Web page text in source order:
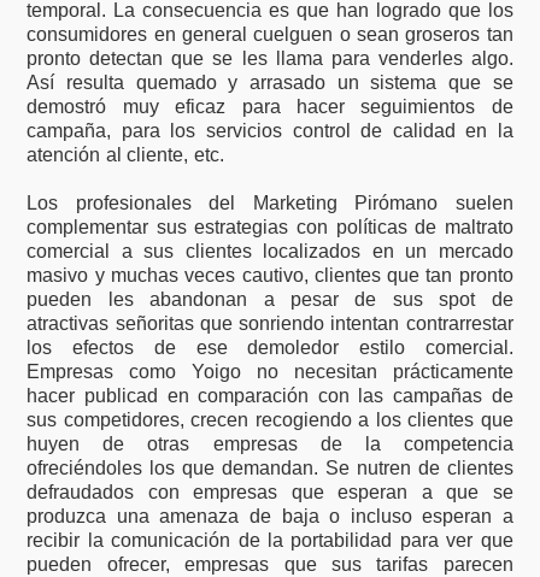
temporal. La consecuencia es que han logrado que los
consumidores en general cuelguen o sean groseros tan
pronto detectan que se les llama para venderles algo.
Así resulta quemado y arrasado un sistema que se
demostró muy eficaz para hacer seguimientos de
campaña, para los servicios control de calidad en la
atención al cliente, etc.
Los profesionales del Marketing Pirómano suelen
complementar sus estrategias con políticas de maltrato
comercial a sus clientes localizados en un mercado
masivo y muchas veces cautivo, clientes que tan pronto
pueden les abandonan a pesar de sus spot de
atractivas señoritas que sonriendo intentan contrarrestar
los efectos de ese demoledor estilo comercial.
Empresas como Yoigo no necesitan prácticamente
hacer publicad en comparación con las campañas de
sus competidores, crecen recogiendo a los clientes que
huyen de otras empresas de la competencia
ofreciéndoles los que demandan. Se nutren de clientes
defraudados con empresas que esperan a que se
produzca una amenaza de baja o incluso esperan a
recibir la comunicación de la portabilidad para ver que
pueden ofrecer, empresas que sus tarifas parecen